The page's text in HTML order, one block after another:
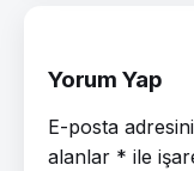
Yorum Yap
E-posta
alanlar * ile